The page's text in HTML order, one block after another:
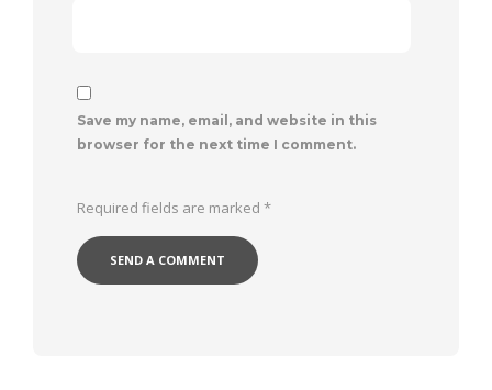
Save my name, email, and website in this
browser for the next time I comment.
Required fields are marked *